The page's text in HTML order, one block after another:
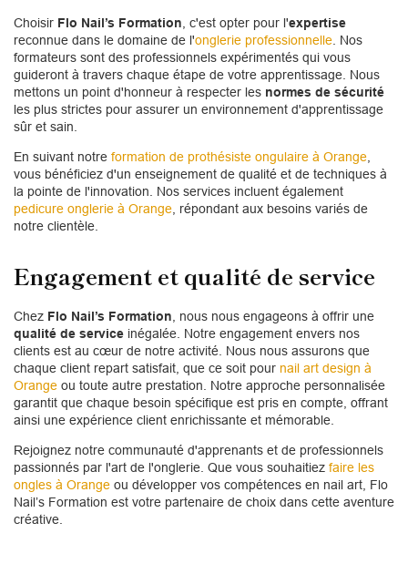
Choisir Flo Nail’s Formation, c'est opter pour l'expertise
reconnue dans le domaine de l'onglerie professionnelle. Nos
formateurs sont des professionnels expérimentés qui vous
guideront à travers chaque étape de votre apprentissage. Nous
mettons un point d'honneur à respecter les normes de sécurité
les plus strictes pour assurer un environnement d'apprentissage
sûr et sain.
En suivant notre formation de prothésiste ongulaire à Orange,
vous bénéficiez d'un enseignement de qualité et de techniques à
la pointe de l'innovation. Nos services incluent également
pedicure onglerie à Orange, répondant aux besoins variés de
notre clientèle.
Engagement et qualité de service
Chez Flo Nail’s Formation, nous nous engageons à offrir une
qualité de service inégalée. Notre engagement envers nos
clients est au cœur de notre activité. Nous nous assurons que
chaque client repart satisfait, que ce soit pour nail art design à
Orange ou toute autre prestation. Notre approche personnalisée
garantit que chaque besoin spécifique est pris en compte, offrant
ainsi une expérience client enrichissante et mémorable.
Rejoignez notre communauté d'apprenants et de professionnels
passionnés par l'art de l'onglerie. Que vous souhaitiez faire les
ongles à Orange ou développer vos compétences en nail art, Flo
Nail’s Formation est votre partenaire de choix dans cette aventure
créative.